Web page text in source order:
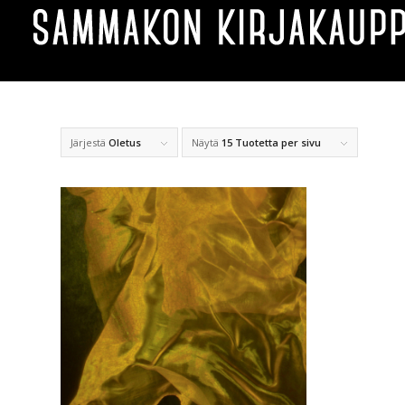
Järjestä Oletus Näytä 15 Tuotetta per sivu